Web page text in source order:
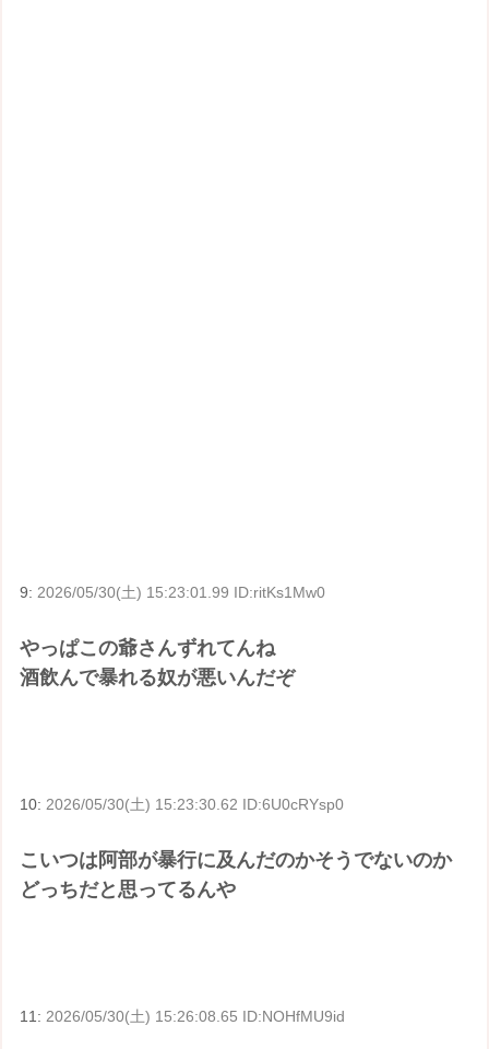
9: 2026/05/30(土) 15:23:01.99 ID:ritKs1Mw0
やっぱこの爺さんずれてんね
酒飲んで暴れる奴が悪いんだぞ
10: 2026/05/30(土) 15:23:30.62 ID:6U0cRYsp0
こいつは阿部が暴行に及んだのかそうでないのか
どっちだと思ってるんや
11:2026/05/30(土) 15:26:08.65 ID:NOHfMU9id